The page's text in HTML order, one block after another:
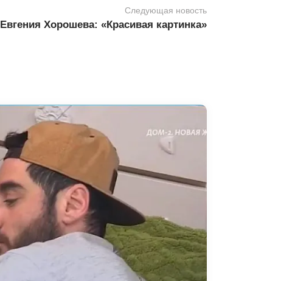
Следующая новость
Евгения Хорошева: «Красивая картинка»